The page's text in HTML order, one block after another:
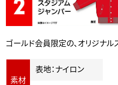
ゴールド会員限定の、オリジナル
素材
表地：ナイロン